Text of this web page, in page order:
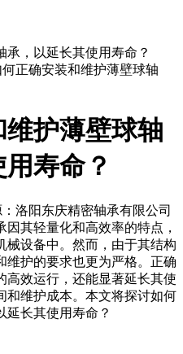
何正确安装和维护薄壁球轴
护薄壁球轴
寿命？
洛阳东庆精密轴承有限公司
其轻量化和高效率的特点，
械设备中。然而，由于其结构
维护的要求也更为严格。正确
高效运行，还能显著延长其使
和维护成本。本文将探讨如何
延长其使用寿命？